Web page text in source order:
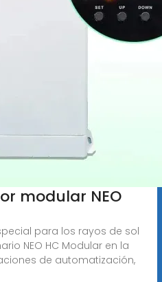
modular NEO
para los rayos de sol
NEO HC Modular en la
de automatización,